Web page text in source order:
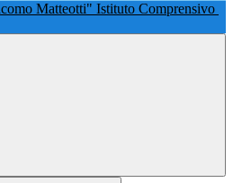
Istituto Comprensivo